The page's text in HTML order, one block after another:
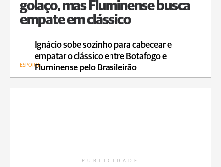
golaço, mas Fluminense busca
empate em clássico
Ignácio sobe sozinho para cabecear e
empatar o clássico entre Botafogo e
Fluminense pelo Brasileirão
ESPORTE
PUBLICIDADE